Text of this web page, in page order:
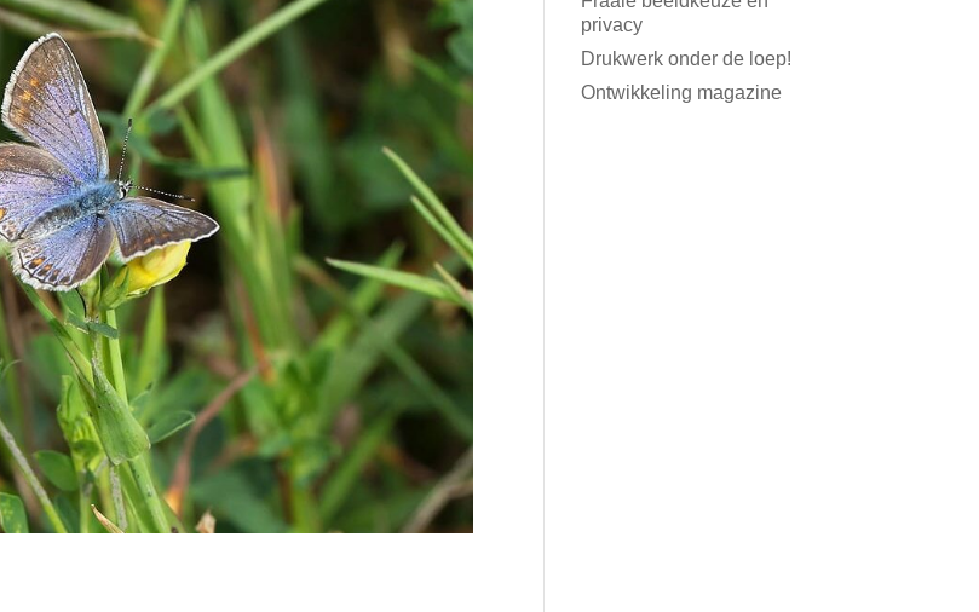
privacy
Drukwerk onder de loep!
Ontwikkeling magazine